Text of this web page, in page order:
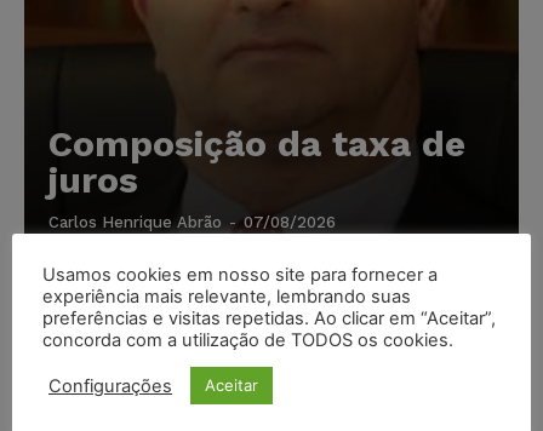
Composição da taxa de
juros
Carlos Henrique Abrão - 07/08/2026
Meta é alvo de denúncia após anúncios com conteúdo
sexual infantil gerado por IA circularem em suas
plataformas
Usamos cookies em nosso site para fornecer a
experiência mais relevante, lembrando suas
preferências e visitas repetidas. Ao clicar em “Aceitar”,
concorda com a utilização de TODOS os cookies.
Configurações Aceitar